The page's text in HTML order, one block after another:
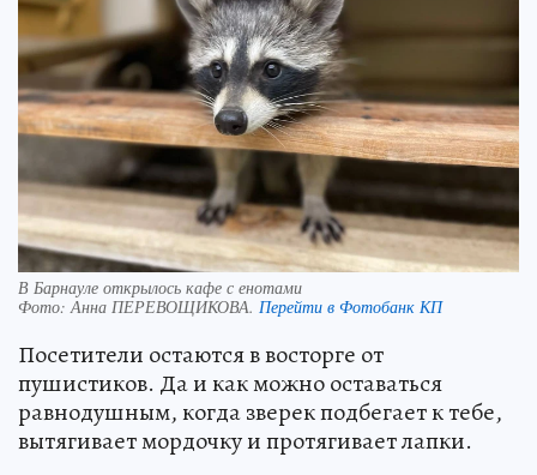
В Барнауле открылось кафе с енотами
Фото: Анна ПЕРЕВОЩИКОВА. Перейти в Фотобанк КП
Посетители остаются в восторге от
пушистиков. Да и как можно оставаться
равнодушным, когда зверек подбегает к тебе,
вытягивает мордочку и протягивает лапки.